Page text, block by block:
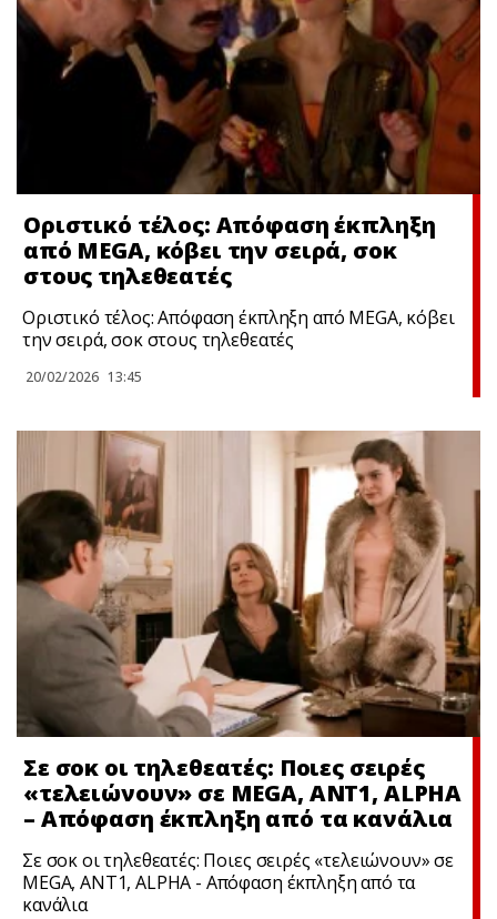
Οριστικό τέλος: Απόφαση έκπληξη
από MEGA, κόβει την σειρά, σoκ
στους τηλεθεατές
Οριστικό τέλος: Απόφαση έκπληξη από MEGA, κόβει
την σειρά, σoκ στους τηλεθεατές
20/02/2026 13:45
Σε σoκ οι τηλεθεατές: Ποιες σειρές
«τελειώνουν» σε MEGA, ΑΝΤ1, ALPHA
– Απόφαση έκπληξη από τα κανάλια
Σε σoκ οι τηλεθεατές: Ποιες σειρές «τελειώνουν» σε
MEGA, ΑΝΤ1, ALPHA - Απόφαση έκπληξη από τα
κανάλια